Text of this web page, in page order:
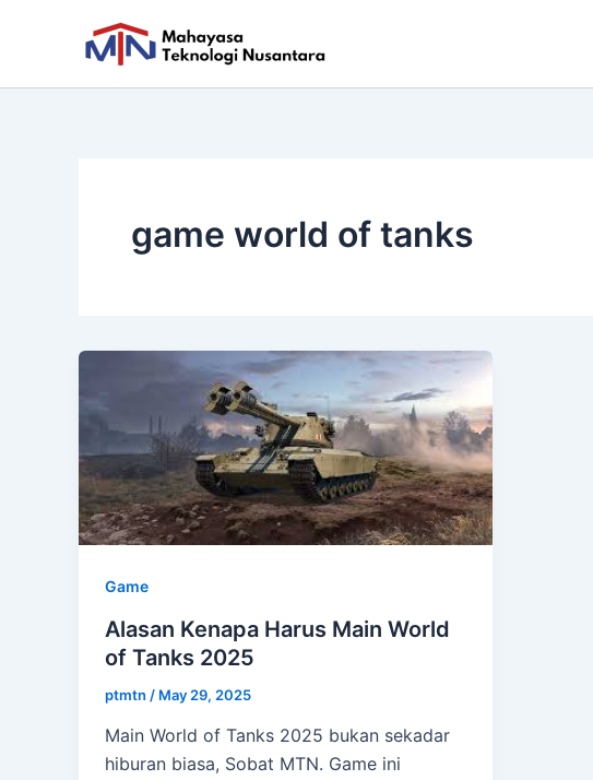
game world of tanks
Game
Alasan Kenapa Harus Main World
of Tanks 2025
ptmtn / May 29, 2025
Main World of Tanks 2025 bukan sekadar
hiburan biasa, Sobat MTN. Game ini